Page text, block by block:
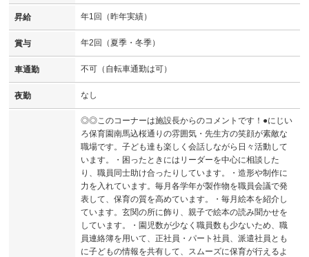
昇給 年1回（昨年実績）
賞与 年2回（夏季・冬季）
車通勤 不可（自転車通勤は可）
夜勤 なし
◎◎このコーナーは施設長からのコメントです！●にじい
ろ保育園南馬込桜通りの雰囲気・先生方の笑顔が素敵な
職場です。子ども達も楽しく会話しながら日々活動して
います。・困ったときにはリーダーを中心に相談した
り、職員同士助け合ったりしています。・造形や制作に
力を入れています。毎月各学年が製作物を職員会議で発
表して、保育の質を高めています。・毎月絵本を紹介し
ています。玄関の所に飾り、親子で絵本の読み聞かせを
しています。・園児数が少なく職員数も少ないため、職
員連絡簿を用いて、正社員・パート社員、派遣社員とも
に子どもの情報を共有して、スムーズに保育が行えるよ